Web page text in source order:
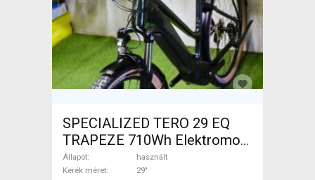
SPECIALIZED TERO 29 EQ
TRAPEZE 710Wh Elektromos
Trekking/cross 25 km/h _Más
gyártó 700 + Wh használt
Állapot
használt
Kerék méret
29"